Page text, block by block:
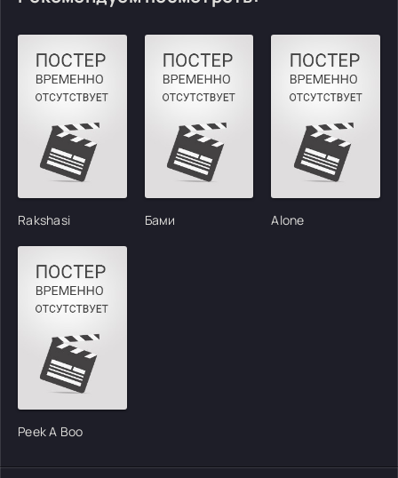
Rakshasi Бами Alone
Peek A Boo